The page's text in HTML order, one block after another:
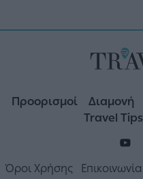
Προορισμοί Διαμονή
Travel Tips
Όροι Χρήσης Επικοινωνία